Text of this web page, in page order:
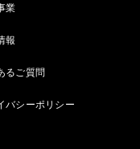
業
報
るご質問
バシーポリシー